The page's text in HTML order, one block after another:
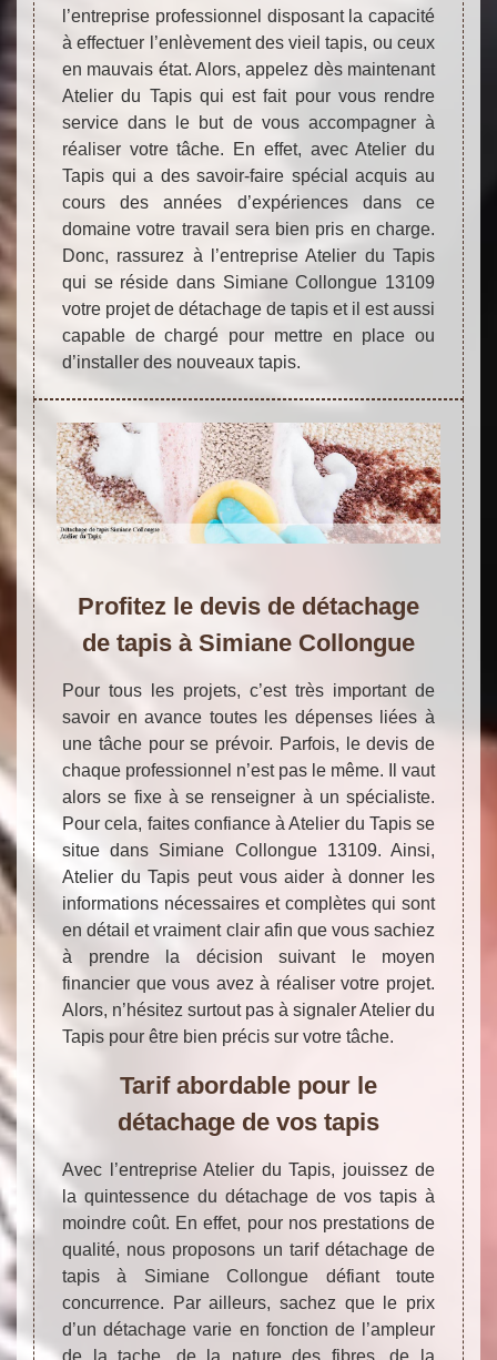
l’entreprise professionnel disposant la capacité
à effectuer l’enlèvement des vieil tapis, ou ceux
en mauvais état. Alors, appelez dès maintenant
Atelier du Tapis qui est fait pour vous rendre
service dans le but de vous accompagner à
réaliser votre tâche. En effet, avec Atelier du
Tapis qui a des savoir-faire spécial acquis au
cours des années d’expériences dans ce
domaine votre travail sera bien pris en charge.
Donc, rassurez à l’entreprise Atelier du Tapis
qui se réside dans Simiane Collongue 13109
votre projet de détachage de tapis et il est aussi
capable de chargé pour mettre en place ou
d’installer des nouveaux tapis.
Profitez le devis de détachage
de tapis à Simiane Collongue
Pour tous les projets, c’est très important de
savoir en avance toutes les dépenses liées à
une tâche pour se prévoir. Parfois, le devis de
chaque professionnel n’est pas le même. Il vaut
alors se fixe à se renseigner à un spécialiste.
Pour cela, faites confiance à Atelier du Tapis se
situe dans Simiane Collongue 13109. Ainsi,
Atelier du Tapis peut vous aider à donner les
informations nécessaires et complètes qui sont
en détail et vraiment clair afin que vous sachiez
à prendre la décision suivant le moyen
financier que vous avez à réaliser votre projet.
Alors, n’hésitez surtout pas à signaler Atelier du
Tapis pour être bien précis sur votre tâche.
Tarif abordable pour le
détachage de vos tapis
Avec l’entreprise Atelier du Tapis, jouissez de
la quintessence du détachage de vos tapis à
moindre coût. En effet, pour nos prestations de
qualité, nous proposons un tarif détachage de
tapis à Simiane Collongue défiant toute
concurrence. Par ailleurs, sachez que le prix
d’un détachage varie en fonction de l’ampleur
de la tache, de la nature des fibres, de la